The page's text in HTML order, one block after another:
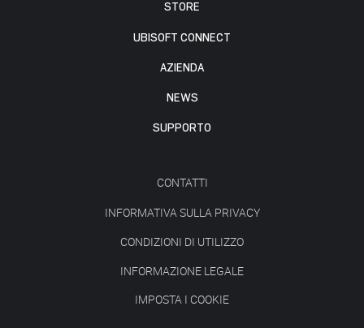
STORE
UBISOFT CONNECT
AZIENDA
NEWS
SUPPORTO
CONTATTI
INFORMATIVA SULLA PRIVACY
CONDIZIONI DI UTILIZZO
INFORMAZIONE LEGALE
IMPOSTA I COOKIE